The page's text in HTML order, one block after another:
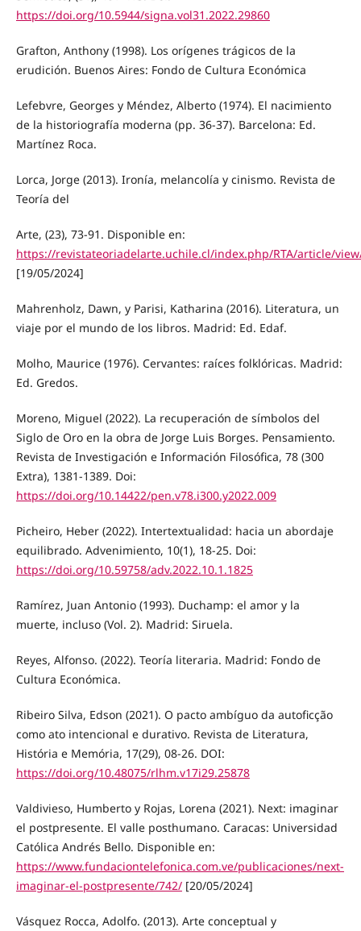
https://doi.org/10.5944/signa.vol31.2022.29860
Grafton, Anthony (1998). Los orígenes trágicos de la
erudición. Buenos Aires: Fondo de Cultura Económica
Lefebvre, Georges y Méndez, Alberto (1974). El nacimiento
de la historiografía moderna (pp. 36-37). Barcelona: Ed.
Martínez Roca.
Lorca, Jorge (2013). Ironía, melancolía y cinismo. Revista de
Teoría del
Arte, (23), 73-91. Disponible en:
https://revistateoriadelarte.uchile.cl/index.php/RTA/article/
[19/05/2024]
Mahrenholz, Dawn, y Parisi, Katharina (2016). Literatura, un
viaje por el mundo de los libros. Madrid: Ed. Edaf.
Molho, Maurice (1976). Cervantes: raíces folklóricas. Madrid:
Ed. Gredos.
Moreno, Miguel (2022). La recuperación de símbolos del
Siglo de Oro en la obra de Jorge Luis Borges. Pensamiento.
Revista de Investigación e Información Filosófica, 78 (300
Extra), 1381-1389. Doi:
https://doi.org/10.14422/pen.v78.i300.y2022.009
Picheiro, Heber (2022). Intertextualidad: hacia un abordaje
equilibrado. Advenimiento, 10(1), 18-25. Doi:
https://doi.org/10.59758/adv.2022.10.1.1825
Ramírez, Juan Antonio (1993). Duchamp: el amor y la
muerte, incluso (Vol. 2). Madrid: Siruela.
Reyes, Alfonso. (2022). Teoría literaria. Madrid: Fondo de
Cultura Económica.
Ribeiro Silva, Edson (2021). O pacto ambíguo da autoficção
como ato intencional e durativo. Revista de Literatura,
História e Memória, 17(29), 08-26. DOI:
https://doi.org/10.48075/rlhm.v17i29.25878
Valdivieso, Humberto y Rojas, Lorena (2021). Next: imaginar
el postpresente. El valle posthumano. Caracas: Universidad
Católica Andrés Bello. Disponible en:
https://www.fundaciontelefonica.com.ve/publicaciones/next-
imaginar-el-postpresente/742/[20/05/2024]
Vásquez Rocca, Adolfo. (2013). Arte conceptual y